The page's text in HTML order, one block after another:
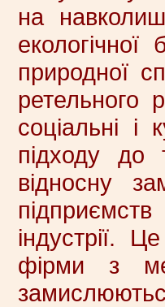
на
природної
ретельного
соціальні і
підходу до
відносну
індустрії.
фірми з